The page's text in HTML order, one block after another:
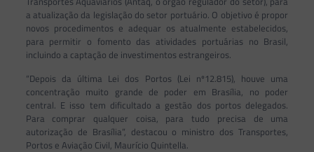
a atualização da legislação do setor portuário. O objetivo é propor
novos procedimentos e adequar os atualmente estabelecidos,
para permitir o fomento das atividades portuárias no Brasil,
incluindo a captação de investimentos estrangeiros.
“Depois da última Lei dos Portos (Lei nº12.815), houve uma
concentração muito grande de poder em Brasília, no poder
central. E isso tem dificultado a gestão dos portos delegados.
Para comprar qualquer coisa, para tudo precisa de uma
autorização de Brasília”, destacou o ministro dos Transportes,
Portos e Aviação Civil, Maurício Quintella.